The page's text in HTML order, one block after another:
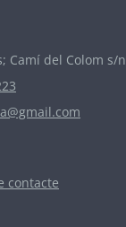
Camí del Colom s/n
contacte